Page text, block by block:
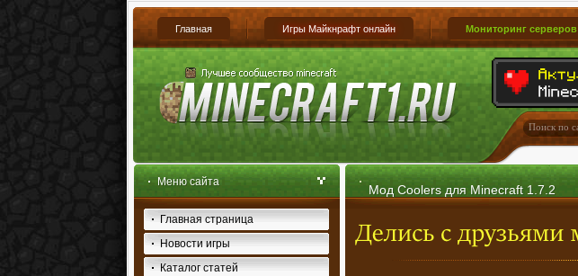
Главная Игры Майкнрафт онлайн Мониторинг серверов
Меню сайта
Главная страница
Новости игры
Каталог статей
Мод Coolers для Minecraft 1.7.2